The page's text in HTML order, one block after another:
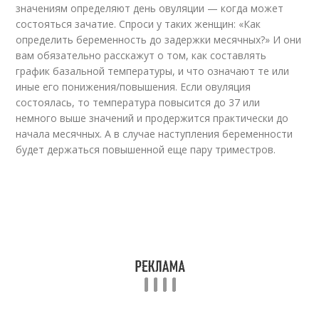
значениям определяют день овуляции — когда может
состояться зачатие. Спроси у таких женщин: «Как
определить беременность до задержки месячных?» И они
вам обязательно расскажут о том, как составлять
график базальной температуры, и что означают те или
иные его понижения/повышения. Если овуляция
состоялась, то температура повысится до 37 или
немного выше значений и продержится практически до
начала месячных. А в случае наступления беременности
будет держаться повышенной еще пару триместров.